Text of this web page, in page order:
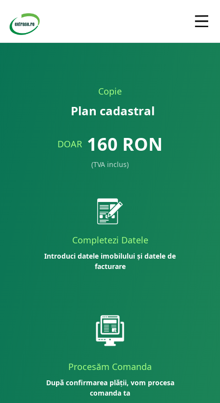
Copie
Plan cadastral
DOAR 160 RON
(TVA inclus)
Completezi Datele
Introduci datele imobilului și datele de
facturare
Procesăm Comanda
După confirmarea plății, vom procesa
comanda ta